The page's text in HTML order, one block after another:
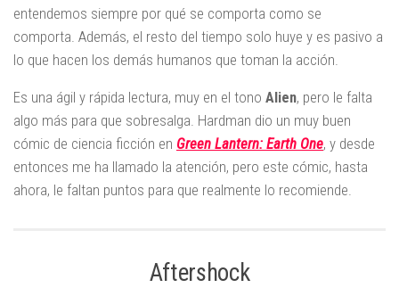
entendemos siempre por qué se comporta como se
comporta. Además, el resto del tiempo solo huye y es pasivo a
lo que hacen los demás humanos que toman la acción.
Es una ágil y rápida lectura, muy en el tono Alien, pero le falta
algo más para que sobresalga. Hardman dio un muy buen
cómic de ciencia ficción en Green Lantern: Earth One, y desde
entonces me ha llamado la atención, pero este cómic, hasta
ahora, le faltan puntos para que realmente lo recomiende.
Aftershock